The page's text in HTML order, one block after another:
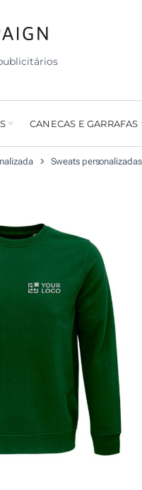
CANECAS E GARRAFAS
Sweats personalizadas